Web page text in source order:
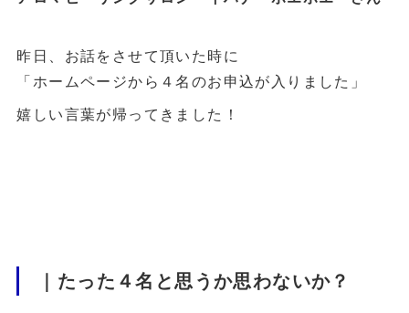
昨日、お話をさせて頂いた時に
「ホームページから４名のお申込が入りました」
嬉しい言葉が帰ってきました！
｜たった４名と思うか思わないか？